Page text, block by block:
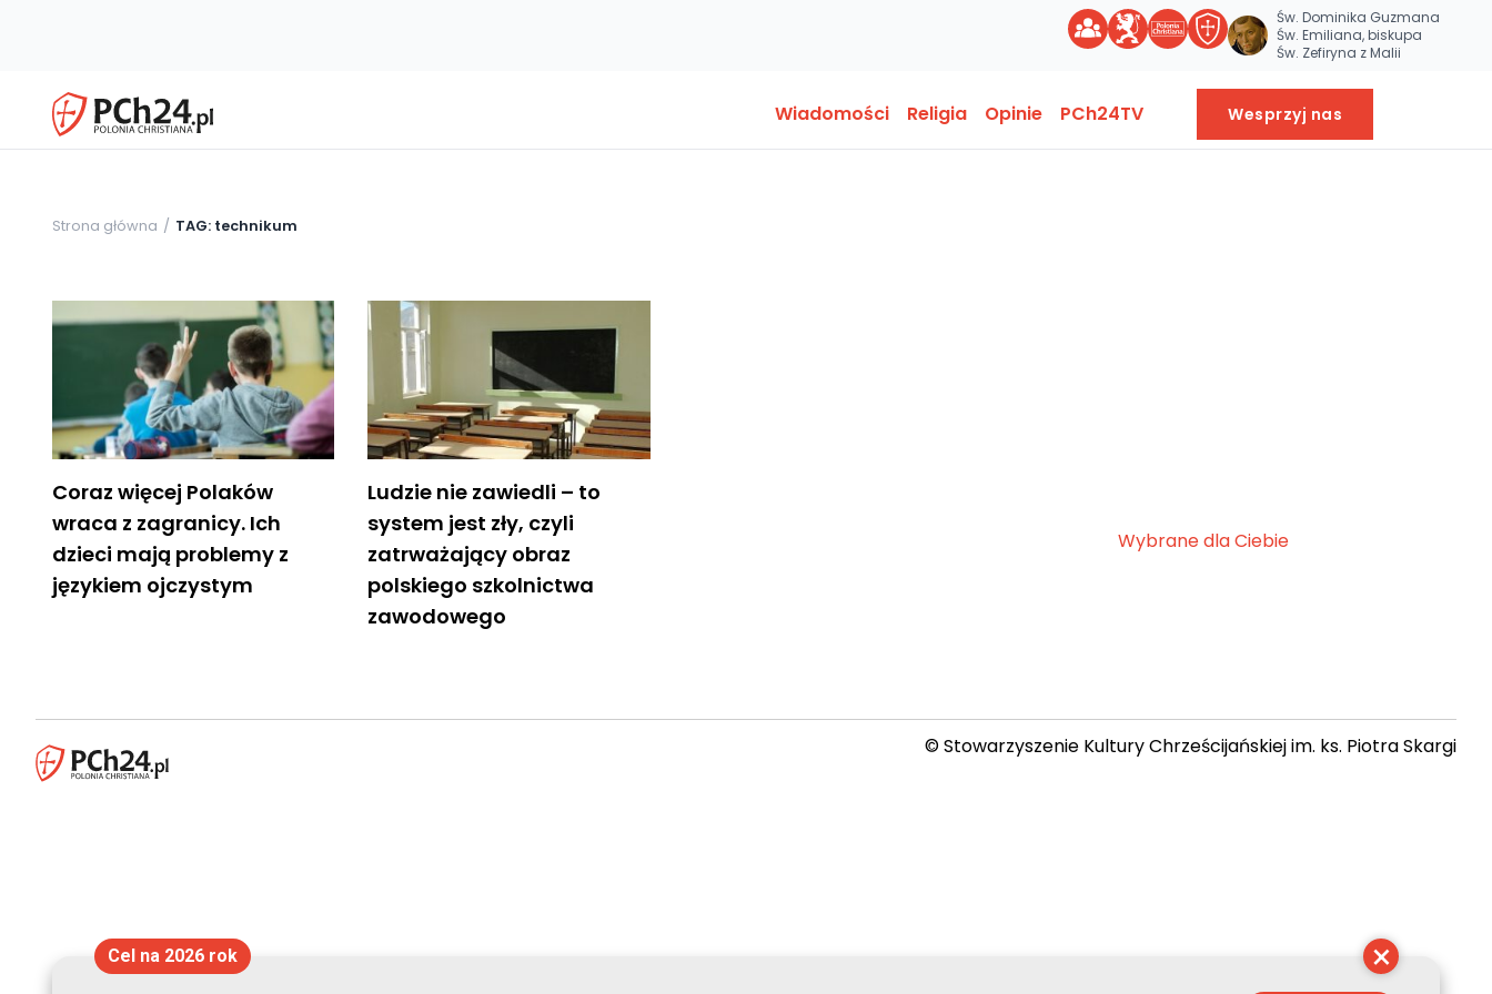
Św. Dominika Guzmana
Św. Emiliana, biskupa
Św. Zefiryna z Malii
Wiadomości Religia Opinie PCh24TV Wesprzyj nas
Strona główna TAG: technikum
Coraz więcej Polaków
wraca z zagranicy. Ich
dzieci mają problemy z
językiem ojczystym
Ludzie nie zawiedli – to
system jest zły, czyli
zatrważający obraz
polskiego szkolnictwa
zawodowego
Wybrane dla Ciebie
© Stowarzyszenie Kultury Chrześcijańskiej im. ks. Piotra Skargi
×
Cel na 2026 rok